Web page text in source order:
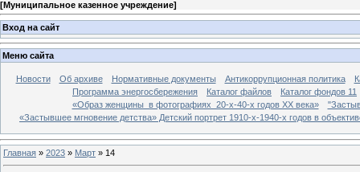
[Муниципальное казенное учреждение]
Вход на сайт
Меню сайта
Новости Об архиве Нормативные документы Антикоррупционная политика
Программа энергосбережения
Каталог файлов
Каталог фондов 11
«Образ женщины в фотографиях 20-х-40-х годов ХХ века»
«Застывшее мгновение детства» Детский портрет 1910-х-1940-х годов в
Главная » 2023 » Март » 14